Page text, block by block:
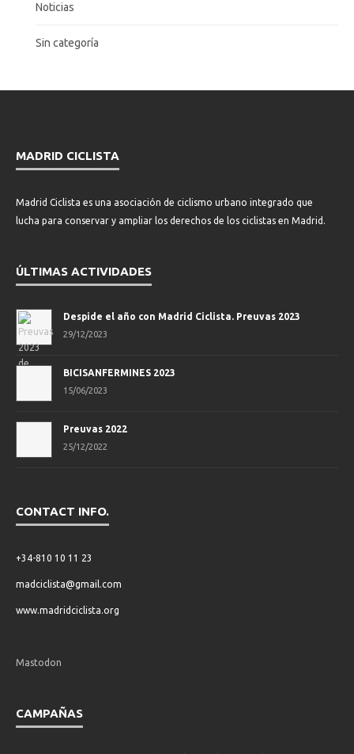
Noticias
Sin categoría
MADRID CICLISTA
Madrid Ciclista es una asociación de ciclismo urbano integrado que
lucha para conservar y ampliar los derechos de los ciclistas en Madrid.
ÚLTIMAS ACTIVIDADES
Despide el año con Madrid Ciclista. Preuvas 2023
29/12/2023
BICISANFERMINES 2023
15/06/2023
Preuvas 2022
25/12/2022
CONTACT INFO.
+34-810 10 11 23
madciclista@gmail.com
www.madridciclista.org
Mastodon
CAMPAÑAS